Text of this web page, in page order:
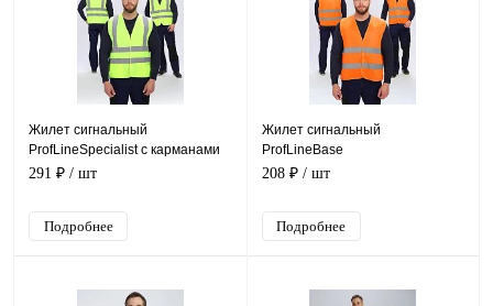
Жилет сигнальный
ProfLineSpecialist с карманами
СОП-4 (тк.Полиэфир,130),
291 ₽ / шт
Подробнее
Жилет сигнальный
ProfLineBase
(тк.Полиэфир,100), оранжевый
208 ₽ / шт
Подробнее